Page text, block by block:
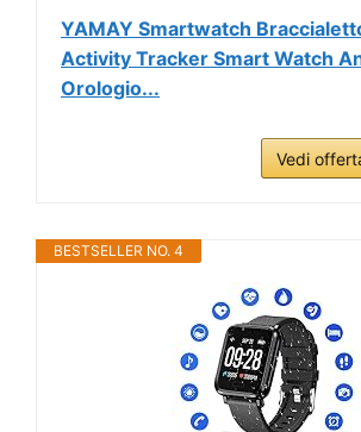
YAMAY Smartwatch
Activity Tracker Smart Watch
Orologio...
Vedi
BESTSELLER NO. 4